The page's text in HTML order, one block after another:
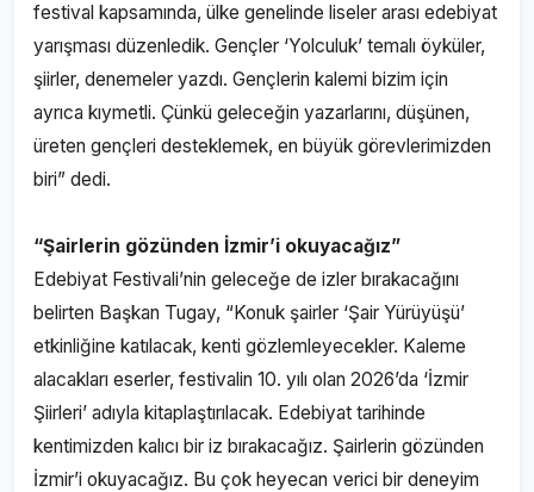
festival kapsamında, ülke genelinde liseler arası edebiyat
yarışması düzenledik. Gençler ‘Yolculuk’ temalı öyküler,
şiirler, denemeler yazdı. Gençlerin kalemi bizim için
ayrıca kıymetli. Çünkü geleceğin yazarlarını, düşünen,
üreten gençleri desteklemek, en büyük görevlerimizden
biri” dedi.
“Şairlerin gözünden İzmir’i okuyacağız”
Edebiyat Festivali’nin geleceğe de izler bırakacağını
belirten Başkan Tugay, “Konuk şairler ‘Şair Yürüyüşü’
etkinliğine katılacak, kenti gözlemleyecekler. Kaleme
alacakları eserler, festivalin 10. yılı olan 2026’da ‘İzmir
Şiirleri’ adıyla kitaplaştırılacak. Edebiyat tarihinde
kentimizden kalıcı bir iz bırakacağız. Şairlerin gözünden
İzmir’i okuyacağız. Bu çok heyecan verici bir deneyim